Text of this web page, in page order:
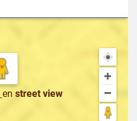
en street view